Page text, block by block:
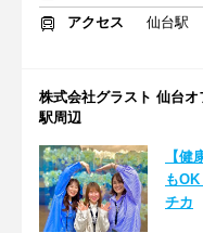
アクセス
仙台駅
株式会社グラスト 仙台
駅周辺
【
も
チカ